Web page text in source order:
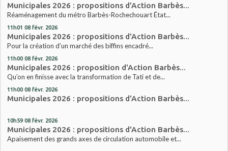
Municipales 2026 : propositions d'Action Barbès...
Réaménagement du métro Barbès-Rochechouart État...
11h01 08 févr. 2026
Municipales 2026 : propositions d'Action Barbès...
Pour la création d’un marché des biffins encadré...
11h00 08 févr. 2026
Municipales 2026 : proposition d'Action Barbès...
Qu’on en finisse avec la transformation de Tati et de...
11h00 08 févr. 2026
Municipales 2026 : propositions d'Action Barbès...
10h59 08 févr. 2026
Municipales 2026 : propositions d'Action Barbès...
Apaisement des grands axes de circulation automobile et...